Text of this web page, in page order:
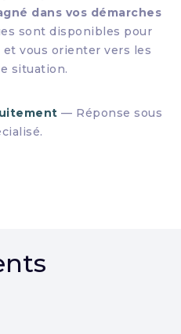
dans vos démarches
sont disponibles pour
vous orienter vers les
situation.
— Réponse sous